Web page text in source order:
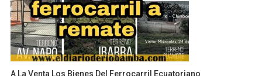
A La Venta Los Bienes Del Ferrocarril Ecuatoriano